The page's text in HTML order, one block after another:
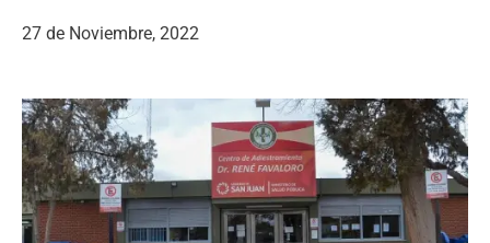
27 de Noviembre, 2022